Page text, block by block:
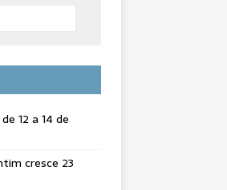
12 a 14 de
cresce 23